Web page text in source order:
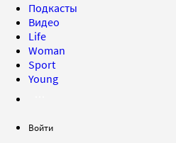
Подкасты
Видео
Life
Woman
Sport
Young
Войти